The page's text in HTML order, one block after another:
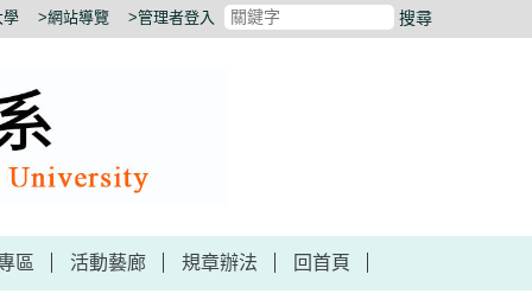
學 >網站導覽 >管理者登入 搜尋
區 活動藝廊 規章辦法 回首頁